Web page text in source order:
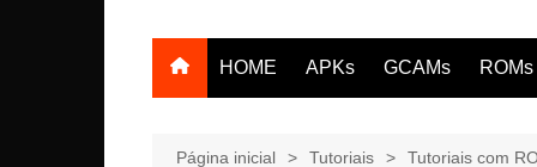
HOME APKs GCAMs ROMs
Página inicial Tutoriais Tutoriais com